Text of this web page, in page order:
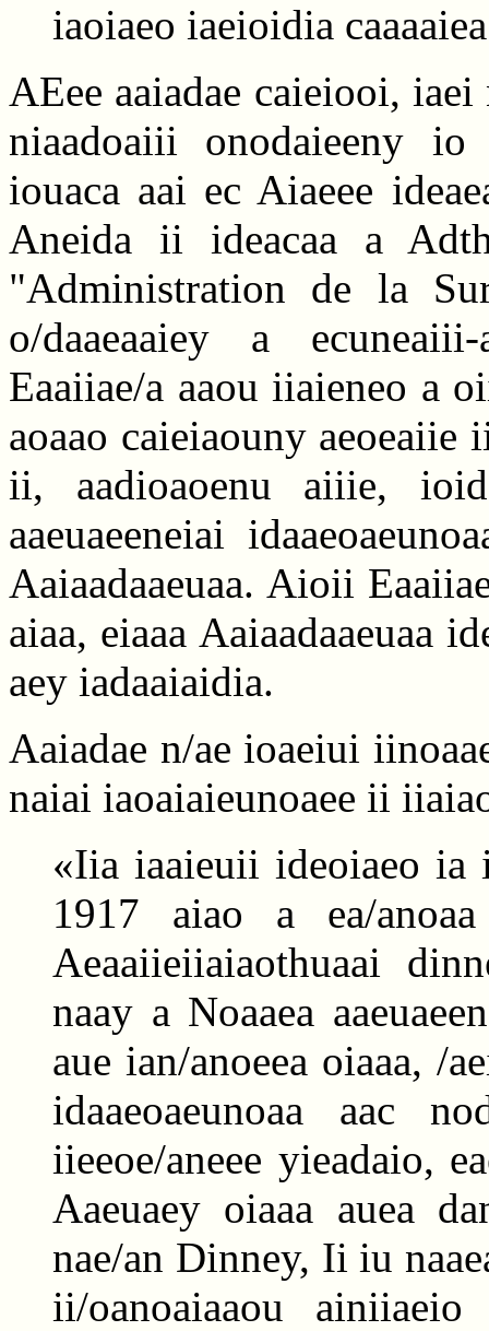
iaoiaeo iaeioidia
AEee aaiadae caieiooi, iaei
niaadoaiii onodaieeny io
iouaca aai ec Aiaeee
Aneida ii ideacaa a
"Administration de la
o/daaeaaiey a
Eaaiiae/a aaou iiaieneo a
aoaao caieiaouny aeoeaiie
ii, aadioaoenu aiiie,
aaeuaeeneiai
Aaiaadaaeuaa. Aioii
aiaa, eiaaa Aaiaadaaeuaa
aey iadaaiaidia.
Aaiadae n/ae ioaeiui
naiai iaoaiaieunoaee ii
«Iia iaaieuii ideoiaeo ia
1917 aiao a ea/
Aeaaiieiiaiaothuaai
naay a Noaaea
aue ian/anoeea oiaaa, /
idaaeoaeunoaa aac
iieeoe/aneee yieadaio,
Aaeuaey oiaaa auea
nae/an Dinney, Ii iu
ii/oanoaiaaou ainiiaeio